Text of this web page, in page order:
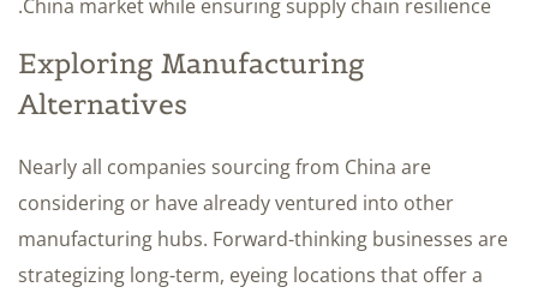
China market while ensuring supply chain resilience.
Exploring Manufacturing
Alternatives
Nearly all companies sourcing from China are
considering or have already ventured into other
manufacturing hubs. Forward-thinking businesses are
strategizing long-term, eyeing locations that offer a